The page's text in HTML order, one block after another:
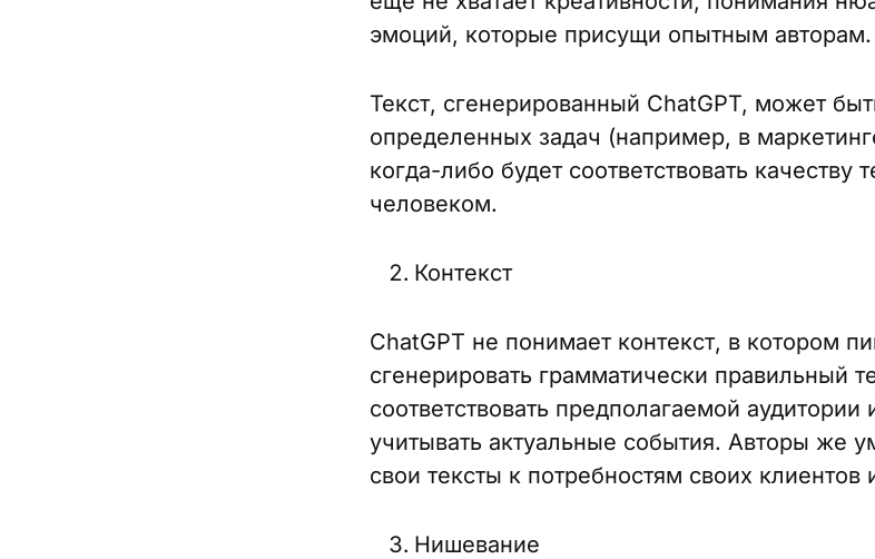
эмоций, которые присущи опытным авторам.
Текст, сгенерированный ChatGPT, может
определенных задач (например, в
когда-либо будет соответствовать качеству
человеком.
Контекст
ChatGPT не понимает контекст, в котором
сгенерировать грамматически правильный
соответствовать предполагаемой аудитории
учитывать актуальные события. Авторы же
свои тексты к потребностям своих клиентов
Нишевание